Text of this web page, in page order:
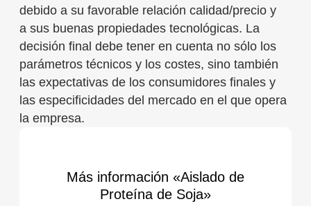
debido a su favorable relación calidad/precio y
a sus buenas propiedades tecnológicas. La
decisión final debe tener en cuenta no sólo los
parámetros técnicos y los costes, sino también
las expectativas de los consumidores finales y
las especificidades del mercado en el que opera
la empresa.
Más información «Aislado de
Proteína de Soja»